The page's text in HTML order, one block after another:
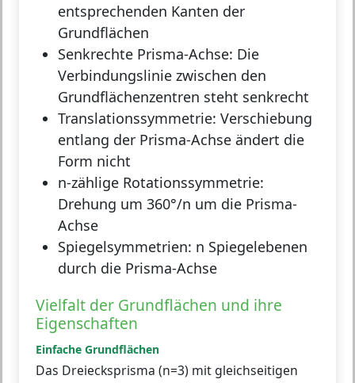
entsprechenden Kanten der
Grundflächen
Senkrechte Prisma-Achse: Die
Verbindungslinie zwischen den
Grundflächenzentren steht senkrecht
Translationssymmetrie: Verschiebung
entlang der Prisma-Achse ändert die
Form nicht
n-zählige Rotationssymmetrie:
Drehung um 360°/n um die Prisma-
Achse
Spiegelsymmetrien: n Spiegelebenen
durch die Prisma-Achse
Vielfalt der Grundflächen und ihre
Eigenschaften
Einfache Grundflächen
Das Dreiecksprisma (n=3) mit gleichseitigen